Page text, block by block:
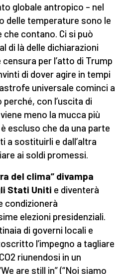
globale antropico – nel
delle temperature sono le
contano. Ci si può
di là delle dichiarazioni
per l’atto di Trump
di dover agire in tempi
universale cominci a
con l’uscita di
meno la mucca più
escluso che da una parte
a sostituirli e dall’altra
ai soldi promessi.
del clima” divampa
Stati Uniti e diventerà
condizionerà
elezioni presidenziali.
di governi locali e
l’impegno a tagliare
riunendosi in un
are still in” (“Noi siamo